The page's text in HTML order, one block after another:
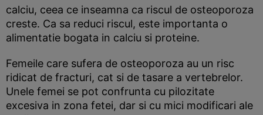
calciu, ceea ce inseamna ca riscul de osteoporoza
creste. Ca sa reduci riscul, este importanta o
alimentatie bogata in calciu si proteine.
Femeile care sufera de osteoporoza au un risc
ridicat de fracturi, cat si de tasare a vertebrelor.
Unele femei se pot confrunta cu pilozitate
excesiva in zona fetei, dar si cu mici modificari ale